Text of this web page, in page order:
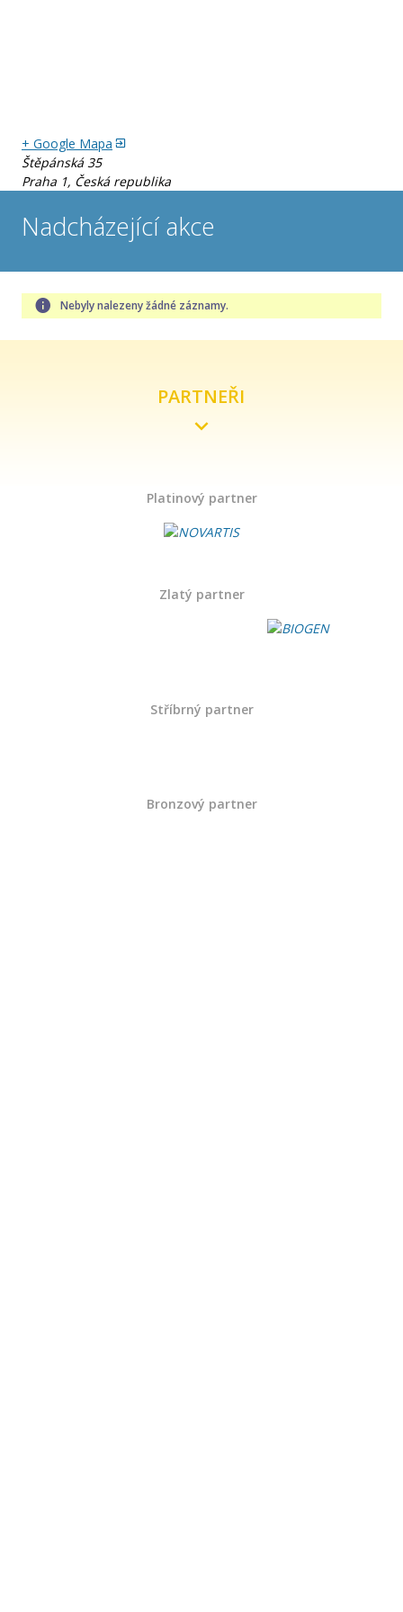
+ Google Mapa
Štěpánská 35
Praha 1, Česká republika
Nadcházející akce
Nebyly nalezeny žádné záznamy.
PARTNEŘI
Platinový partner
Zlatý partner
Stříbrný partner
Bronzový partner